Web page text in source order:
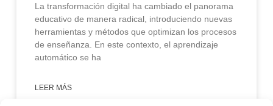
La transformación digital ha cambiado el panorama
educativo de manera radical, introduciendo nuevas
herramientas y métodos que optimizan los procesos
de enseñanza. En este contexto, el aprendizaje
automático se ha
LEER MÁS